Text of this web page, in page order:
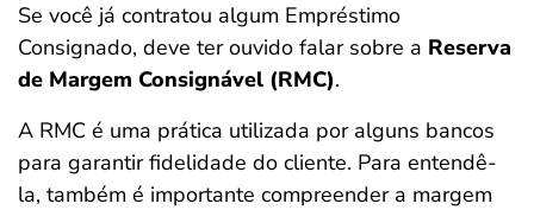
Se você já contratou algum Empréstimo
Consignado, deve ter ouvido falar sobre a Reserva
de Margem Consignável (RMC).
A RMC é uma prática utilizada por alguns bancos
para garantir fidelidade do cliente. Para entendê-
la, também é importante compreender a margem